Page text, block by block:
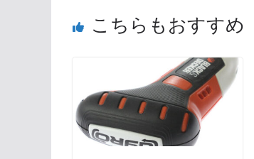
こちらもおすすめ